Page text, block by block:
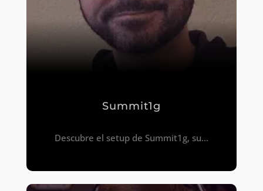
Summit1g
Descubre el setup de Summit1g, su...